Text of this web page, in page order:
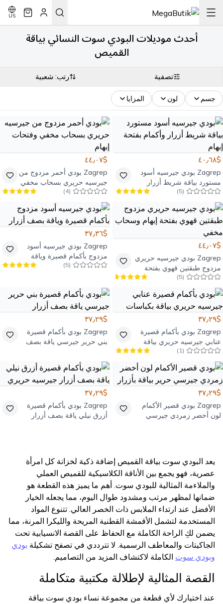
US
أحدث موديلات البودي سوت النسائي بياقة
القميص
تصفية رتب: شعبية
جسم لون المزايا
$٤٠٫٦٨
Zagrep بودي جيرسيه أسود
مستورد بياقة شريط أزرار
وأكمام بفتحة إبهام
(
5
)
$٤٤٫٠٧
Zagrep بودي أحمر مزدوج من
جيرسيه حريري بسحاب مخفي
وفتحات إبهام (
4
)
$٤٤٫٠٧
Zagrep بودي جيرسيه حريري
مزدوج طبقتين قهوي بفتحة
إبهام وسحاب مخفي
(
5
)
$٣٧٫٣٦
Zagrep بودي جيرسيه أسود
مزدوج بأكمام قصيرة وياقة
بصف أزرار
(
5
)
$٣٧٫٢٩
Zagrep بودي بأكمام قصيرة
عنابي جيرسيه حريري بياقة
بكباسات
(
1
)
$٣٧٫٢٩
Zagrep بودي بأكمام قصيرة
بني حرير جيرسي ياقة بصف
$٣٧٫٢٩
Zagrep بودي قصير الأكمام
لون أخضر زمردي جيرسي
$٣٧٫٢٩
Zagrep بودي بأكمام قصيرة
أزرق نيلي ياقة بصف أزرار
يعد البودي سوت بياقة القميص إضافة ذكية لخزانة كل امرأة
عصرية، فهو يجمع بين الأناقة الكلاسيكية للقميص العملي
والملاءمة المثالية للبودي سوت. أهم ما يميز هذه القطعة هو
ضمانها لمظهر مرتب ومشدود طوال اليوم، مما يجعله الخيار
الأفضل عند ارتداء الملابس ذات الخصر العالي. تتنوع المواد
المستخدمة لتشمل الأقمشة القطنية المريحة والليكرا المرنة، مما
يضمن لكِ الراحة الكاملة مع الحفاظ على القصة الانسيابية تحت
الجاكيتات والمعاطف الرسمية. لا تترددي في تصفح تشكيلة بودي
وبودي سوت الكاملة لاكتشاف المزيد من التصاميم.
القصة المثالية لإطلالة مكتبية متكاملة
عند اختيارك لأي قطعة من مجموعة نساء بودي سوت بياقة